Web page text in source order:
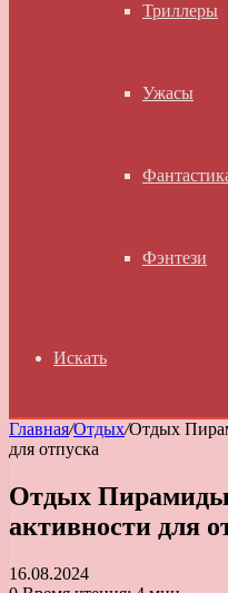
Триллеры
Ужасы
Фэнтези
Искать
Главная/Отдых/Отдых
для отпуска
Отдых
активности для
16.08.2024